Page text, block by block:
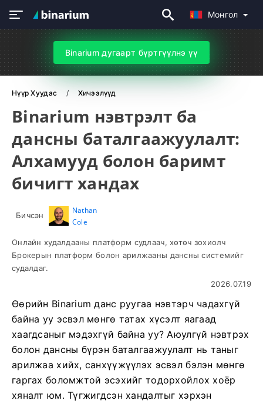
Монгол
Binarium дугаарт бүртгүүлнэ үү
Нүүр Хуудас Хичээлүүд
Binarium нэвтрэлт ба
дансны баталгаажуулалт:
Алхамууд болон баримт
бичигт хандах
Бичсэн
Nathan
Cole
Онлайн худалдааны платформ судлаач, хөтөч зохиолч
Брокерын платформ болон арилжааны дансны системийг
судалдаг.
2026.07.19
Өөрийн Binarium данс руугаа нэвтэрч чадахгүй
байна уу эсвэл мөнгө татах хүсэлт яагаад
хаагдсаныг мэдэхгүй байна уу? Аюулгүй нэвтрэх
болон дансны бүрэн баталгаажуулалт нь таныг
арилжаа хийх, санхүүжүүлэх эсвэл бэлэн мөнгө
гаргах боломжтой эсэхийг тодорхойлох хоёр
хяналт юм. Түгжигдсэн хандалтыг хэрхэн